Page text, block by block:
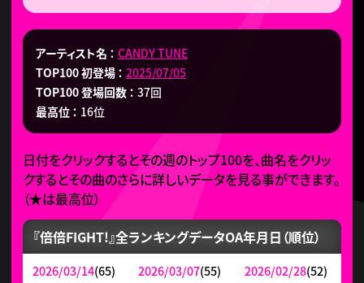
アーティスト名
CANDY TUNE
TOP100 初登場
2025/07/05
TOP100 登場回数
37回
最高位
16位
日付をクリックするとその週のトップ100を、曲名をクリッ
クするとその曲のさらに詳しいデータを見る事ができます。
（★は最高位）
『倍倍FIGHT!』全ランキングデータOA年月日（順位）
2026/03/14(65) 2026/03/07(55) 2026/02/28(52)